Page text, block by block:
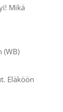
Mikä
(WB)
Eläköön